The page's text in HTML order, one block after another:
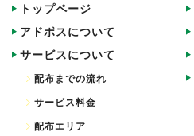
トップページ
アドポスについて
サービスについて
配布までの流れ
サービス料金
配布エリア